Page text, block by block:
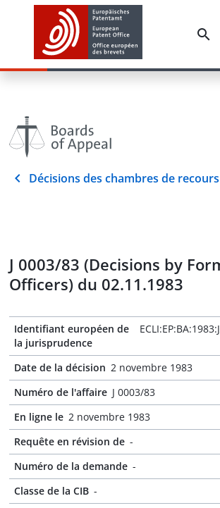
Décisions des chambres de recours
J 0003/83 (Decisions by
Officers) du 02.11.1983
Identifiant européen de
la jurisprudence
Date de la décision 2 novembre 1983
Numéro de l'affaire J 0003/83
En ligne le 2 novembre 1983
Requête en révision de -
Numéro de la demande -
Classe de la CIB -